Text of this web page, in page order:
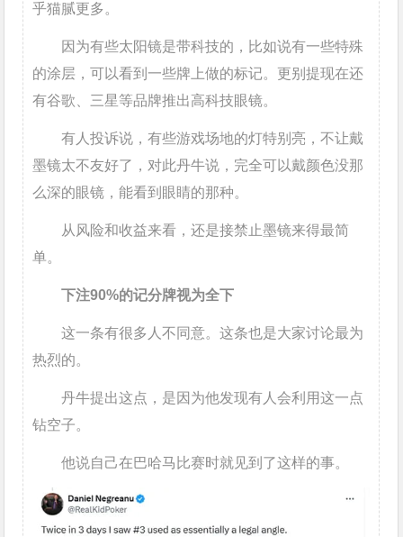
乎猫腻更多。
因为有些太阳镜是带科技的，比如说有一些特殊
的涂层，可以看到一些牌上做的标记。更别提现在还
有谷歌、三星等品牌推出高科技眼镜。
有人投诉说，有些游戏场地的灯特别亮，不让戴
墨镜太不友好了，对此丹牛说，完全可以戴颜色没那
么深的眼镜，能看到眼睛的那种。
从风险和收益来看，还是接禁止墨镜来得最简
单。
下注90%的记分牌视为全下
这一条有很多人不同意。这条也是大家讨论最为
热烈的。
丹牛提出这点，是因为他发现有人会利用这一点
钻空子。
他说自己在巴哈马比赛时就见到了这样的事。